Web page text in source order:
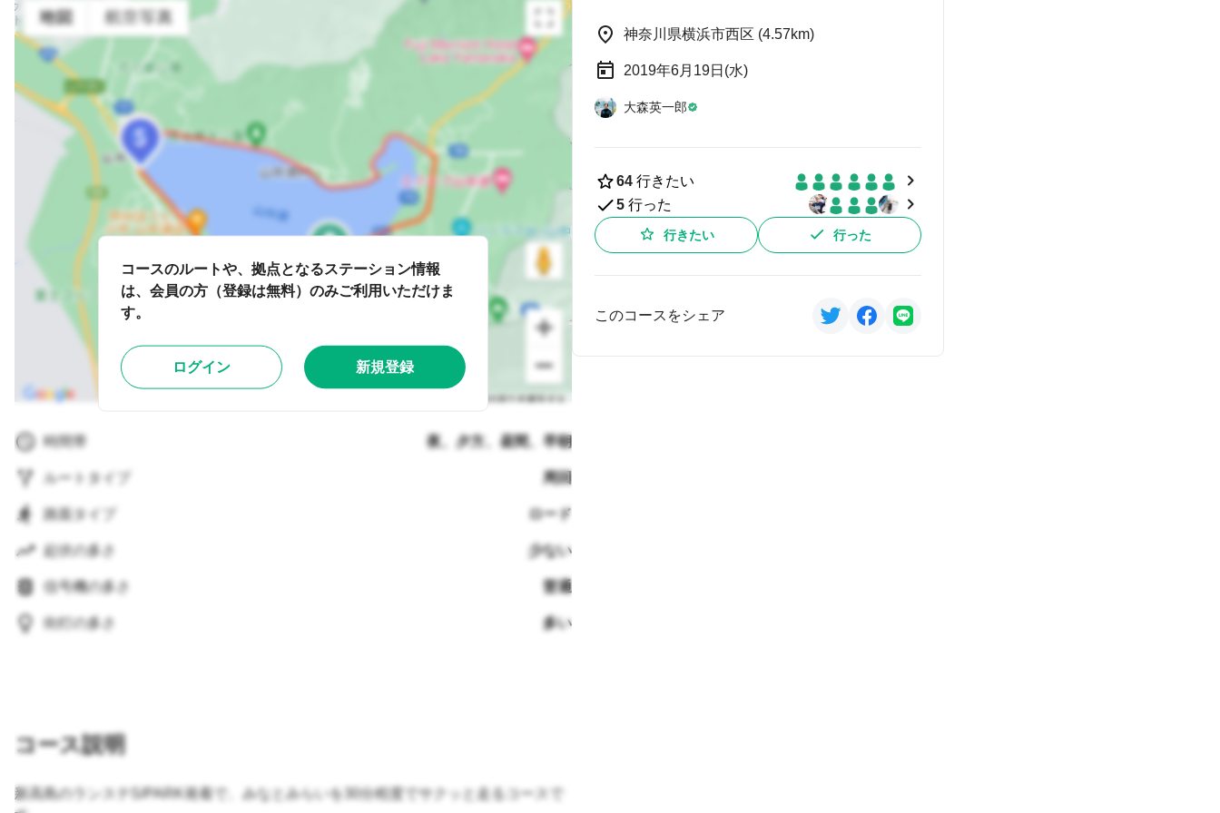
時間帯 夜、夕方、昼間、早朝
ルートタイプ 周回
路面タイプ ロード
起伏の多さ 少ない
信号機の多さ 普通
街灯の多さ 多い
コース説明
新高島のランステS/PARK発着で、みなとみらいを30分程度でサクッと走るコースで
コースのルートや、拠点となるステーション情報
は、会員の方（登録は無料）のみご利用いただけま
す。
ログイン 新規登録
神奈川県横浜市西区 (4.57km)
2019年6月19日(水)
大森英一郎
64 行きたい
5 行った
行きたい 行った
このコースをシェア